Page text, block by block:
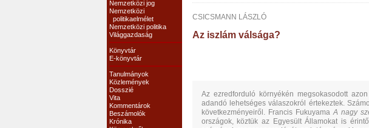
Nemzetközi jog
Nemzetközi
politikaelmélet
Nemzetközi politika
Világgazdaság
Könyvtár
E-könyvtár
Tanulmányok
Közlemények
Dosszié
Vita
Kommentárok
Beszámolók
Krónika
CSICSMANN LÁSZLÓ
Az iszlám válsága?
Az ezredforduló környékén megsokasodott
adandó lehetséges válaszokról értekeztek.
következményeiről. Francis FukuyamaA nagy
országok, köztük az Egyesült Államokat is